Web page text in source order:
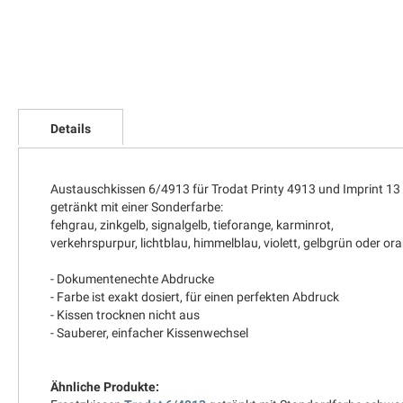
Anfang
Bildgalerie
Details
Austauschkissen 6/4913 für Trodat Printy 4913 und Imprint 13
getränkt mit einer Sonderfarbe:
fehgrau, zinkgelb, signalgelb, tieforange, karminrot,
verkehrspurpur, lichtblau, himmelblau, violett, gelbgrün oder
- Dokumentenechte Abdrucke
- Farbe ist exakt dosiert, für einen perfekten Abdruck
- Kissen trocknen nicht aus
- Sauberer, einfacher Kissenwechsel
Ähnliche Produkte: